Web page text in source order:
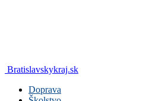
Bratislavskykraj.sk
Doprava